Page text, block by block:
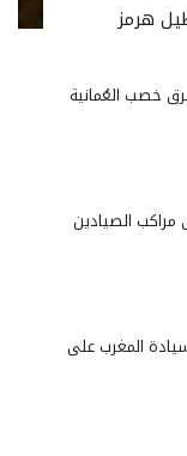
هرمز
خصب العُمانية
مراكب الصيادين
المغرب على